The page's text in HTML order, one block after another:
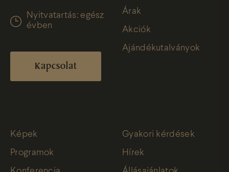
Nyitvatartás: egész
évben
Kapcsolat
Árak
Akciók
Ajándékutalványok
Képek
Programok
Gyakori kérdések
Hírek